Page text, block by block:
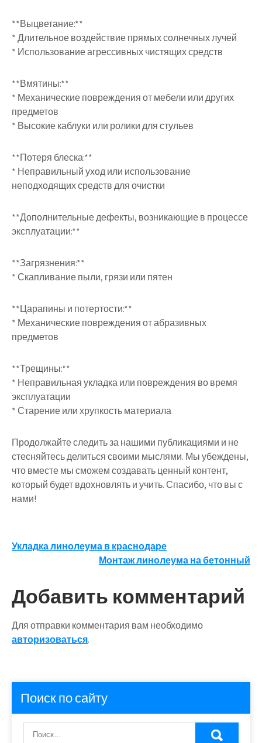
**Выцветание:**
* Длительное воздействие прямых солнечных лучей
* Использование агрессивных чистящих средств
**Вмятины:**
* Механические повреждения от мебели или других
предметов
* Высокие каблуки или ролики для стульев
**Потеря блеска:**
* Неправильный уход или использование
неподходящих средств для очистки
**Дополнительные дефекты, возникающие в процессе
эксплуатации:**
**Загрязнения:**
* Скапливание пыли, грязи или пятен
**Царапины и потертости:**
* Механические повреждения от абразивных
предметов
**Трещины:**
* Неправильная укладка или повреждения во время
эксплуатации
* Старение или хрупкость материала
Продолжайте следить за нашими публикациями и не
стесняйтесь делиться своими мыслями. Мы убеждены,
что вместе мы сможем создавать ценный контент,
который будет вдохновлять и учить. Спасибо, что вы с
нами!
Навигация
записям
Укладка линолеума в краснодаре
Монтаж линолеума на бетонный
Добавить комментарий
Для отправки комментария вам необходимо
авторизоваться.
Поиск по сайту